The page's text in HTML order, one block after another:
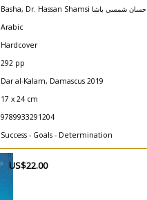
Basha, Dr. Hassan Shamsi حسان شمسي باشا
Arabic
Hardcover
292 pp
Dar al-Kalam, Damascus 2019
17 x 24 cm
9789933291204
Success - Goals - Determination
US$22.00